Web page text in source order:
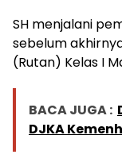
SH menjalani
sebelum
(Rutan) Kelas I
BACA JUGA :
DJKA